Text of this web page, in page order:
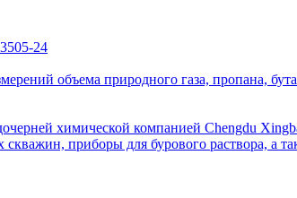
24
объема природного газа, пропана,
химической компанией Chengdu
приборы для бурового раствора, а